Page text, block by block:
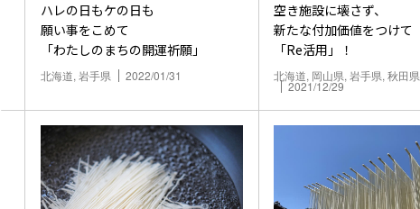
ハレの日もケの日も
願い事をこめて
「わたしのまちの開運祈願」
北海道, 岩手県 2022/01/31
空き施設に壊さず、
新たな付加価値をつけて
「Re活用」！
北海道, 岡山県, 岩手県, 秋田県
2021/12/29